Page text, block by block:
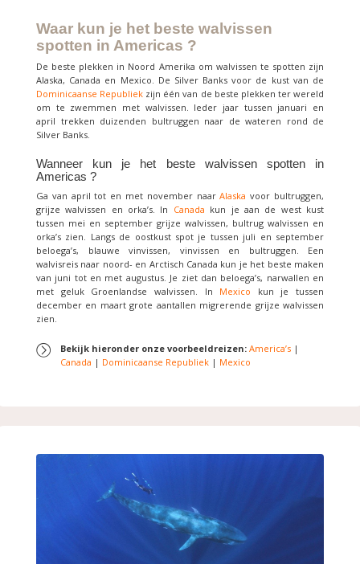
Waar kun je het beste walvissen
spotten in Americas ?
De beste plekken in Noord Amerika om walvissen te spotten zijn
Alaska, Canada en Mexico. De Silver Banks voor de kust van de
Dominicaanse Republiek zijn één van de beste plekken ter wereld
om te zwemmen met walvissen. Ieder jaar tussen januari en
april trekken duizenden bultruggen naar de wateren rond de
Silver Banks.
Wanneer kun je het beste walvissen spotten in
Americas ?
Ga van april tot en met november naarAlaska voor bultruggen,
grijze walvissen en orka’s. In Canada kun je aan de west kust
tussen mei en september grijze walvissen, bultrug walvissen en
orka’s zien. Langs de oostkust spot je tussen juli en september
beloega’s, blauwe vinvissen, vinvissen en bultruggen. Een
walvisreis naar noord- en Arctisch Canada kun je het beste maken
van juni tot en met augustus. Je ziet dan beloega’s, narwallen en
met geluk Groenlandse walvissen. In Mexico kun je tussen
december en maart grote aantallen migrerende grijze walvissen
zien.
Bekijk hieronder onze voorbeeldreizen: America’s |
Canada | Dominicaanse Republiek | Mexico